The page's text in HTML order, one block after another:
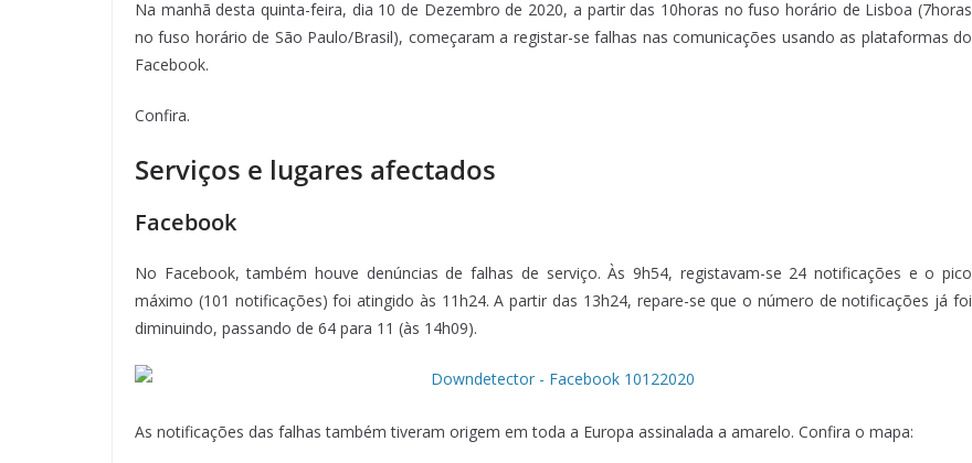
Na manhã desta quinta-feira, dia 10 de Dezembro de 2020, a partir das 10horas no fuso horário de Lisboa (7horas
no fuso horário de São Paulo/Brasil), começaram a registar-se falhas nas comunicações usando as plataformas do
Facebook.
Confira.
Serviços e lugares afectados
Facebook
No Facebook, também houve denúncias de falhas de serviço. Às 9h54, registavam-se 24 notificações e o pico
máximo (101 notificações) foi atingido às 11h24. A partir das 13h24, repare-se que o número de notificações já foi
diminuindo, passando de 64 para 11 (às 14h09).
As notificações das falhas também tiveram origem em toda a Europa assinalada a amarelo. Confira o mapa: